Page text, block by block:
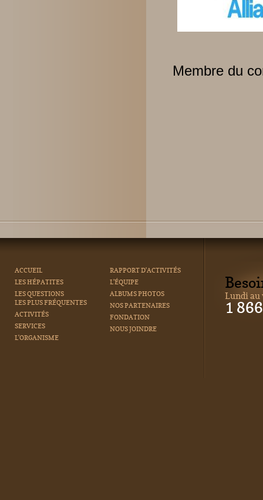
Membre du
ACCUEIL
LES HÉPATITES
LES QUESTIONS
LES PLUS FRÉQUENTES
ACTIVITÉS
SERVICES
L'ORGANISME
RAPPORT D'ACTIVITÉS
L'ÉQUIPE
ALBUMS PHOTOS
NOS PARTENAIRES
FONDATION
NOUS JOINDRE
Lundi au
1